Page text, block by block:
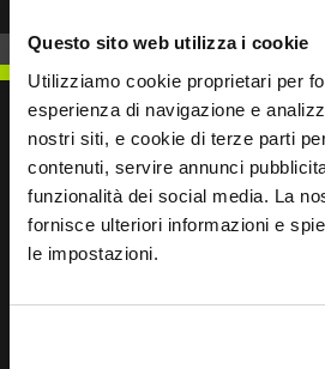
Questo sito web utilizza i cookie
Utilizziamo cookie proprietari per
esperienza di navigazione e
nostri siti, e cookie di terze parti
contenuti, servire annunci
funzionalità dei social media. La
fornisce ulteriori informazioni e
le impostazioni.